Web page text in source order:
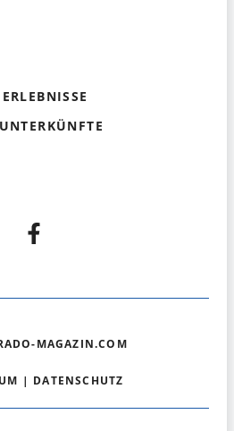
MAGAZIN.COM
| DATENSCHUTZ